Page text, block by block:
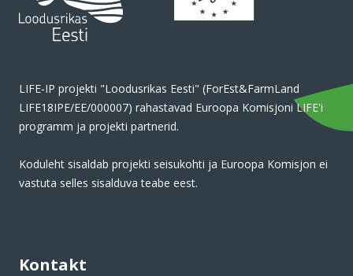
LIFE-IP projekti "Loodusrikas Eesti" (ForEst&FarmLand
LIFE18IPE/EE/000007) rahastavad Euroopa Komisjoni LIFE'i
programm ja projekti partnerid.
Koduleht sisaldab projekti seisukohti ja Euroopa Komisjon ei
vastuta selles sisalduva teabe eest.
Kontakt